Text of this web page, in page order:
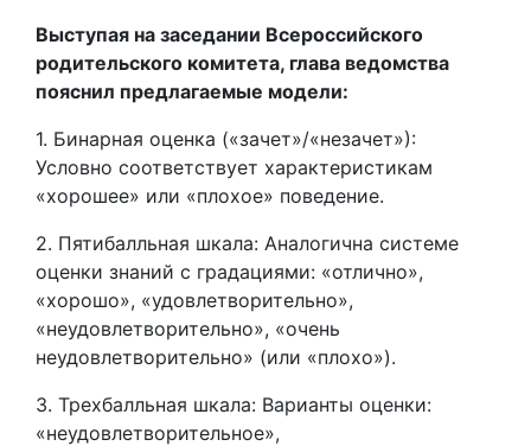
Выступая на заседании Всероссийского
родительского комитета, глава ведомства
пояснил предлагаемые модели:
1. Бинарная оценка («зачет»/«незачет»):
Условно соответствует характеристикам
«хорошее» или «плохое» поведение.
2. Пятибалльная шкала: Аналогична системе
оценки знаний с градациями: «отлично»,
«хорошо», «удовлетворительно»,
«неудовлетворительно», «очень
неудовлетворительно» (или «плохо»).
3. Трехбалльная шкала: Варианты оценки:
«неудовлетворительное»,